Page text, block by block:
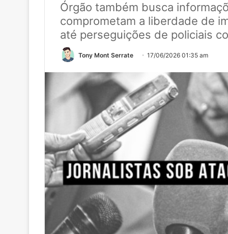
Órgão também busca
comprometam a liberdade de
até perseguições de policiais
Tony Mont Serrate 17/06/2026 01:35 am